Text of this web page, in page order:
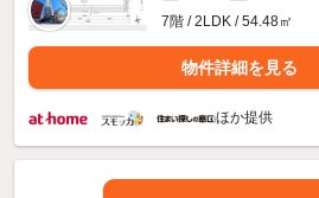
7階 / 2LDK / 54.48㎡
物件詳細を見る
ほか提供